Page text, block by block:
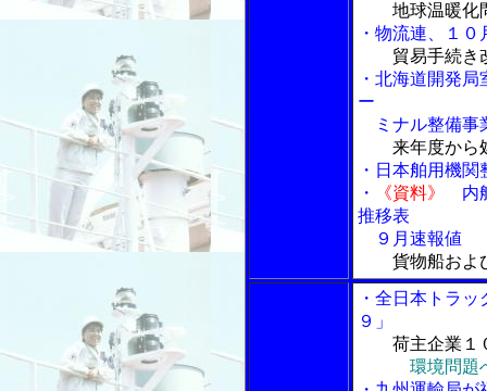
地球温暖化
・物流連、１
貿易手続き
・北海道開発
ー
ミナル整備事
来年度から
・日本舶用機
・
《資料》
内
推移表
９月速報値
貨物船およ
・全日本トラ
９」
荷主企業１
環境問題